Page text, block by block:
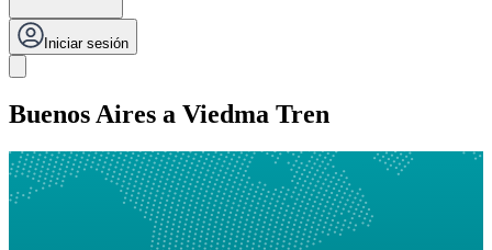
Iniciar sesión
Buenos Aires a Viedma Tren